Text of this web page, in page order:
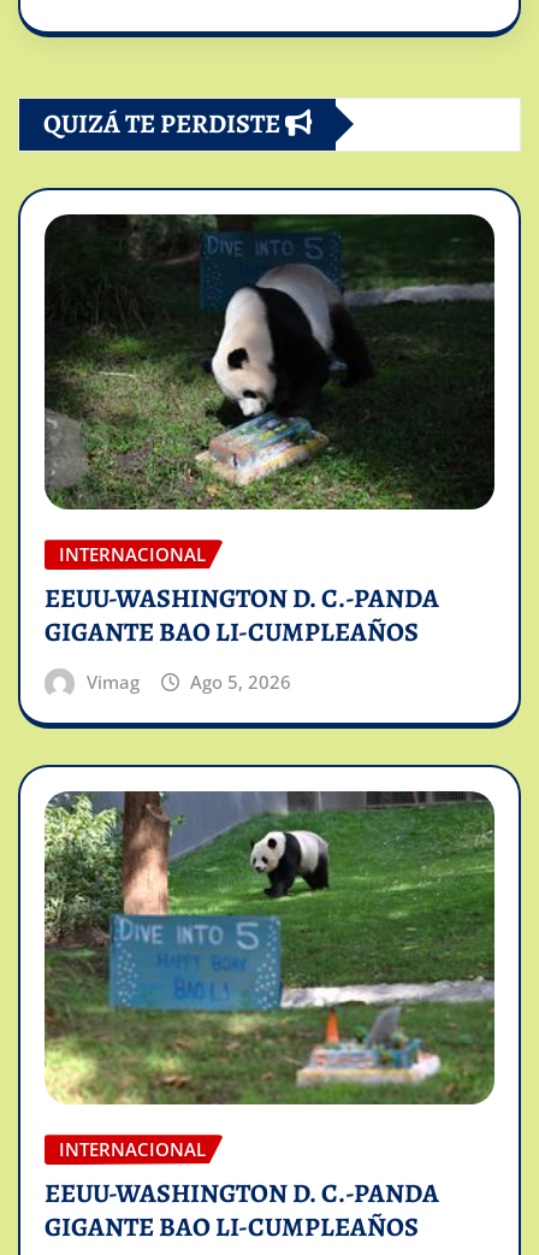
QUIZÁ TE PERDISTE
INTERNACIONAL
EEUU-WASHINGTON D. C.-PANDA
GIGANTE BAO LI-CUMPLEAÑOS
Vimag Ago 5, 2026
INTERNACIONAL
EEUU-WASHINGTON D. C.-PANDA
GIGANTE BAO LI-CUMPLEAÑOS